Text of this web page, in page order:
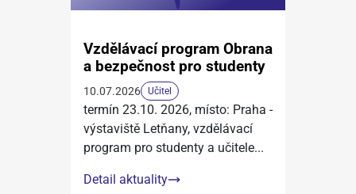
Vzdělávací program Obrana
a bezpečnost pro studenty
10.07.2026 Učitel
termín 23.10. 2026, místo: Praha -
výstaviště Letňany, vzdělávací
program pro studenty a učitele...
Detail aktuality